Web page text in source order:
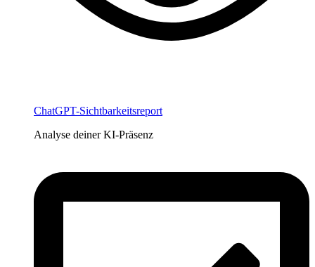
ChatGPT-Sichtbarkeitsreport
Analyse deiner KI-Präsenz